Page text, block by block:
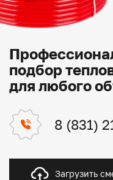
подбор
для любого
8 (831)
Загрузить